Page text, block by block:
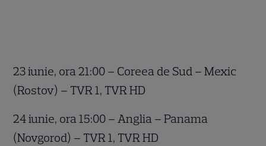
23 iunie, ora 21:00 – Coreea de Sud – Mexic
(Rostov) – TVR 1, TVR HD
24 iunie, ora 15:00 – Anglia – Panama
(Novgorod) – TVR 1, TVR HD